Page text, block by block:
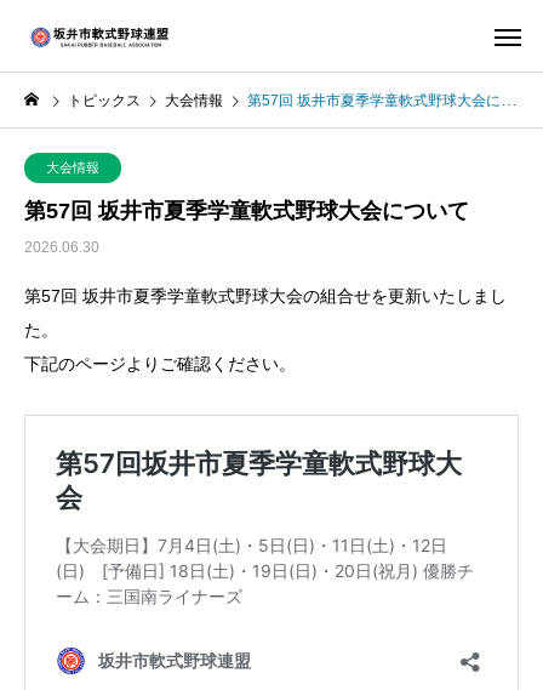
トピックス 大会情報 第57回 坂井市夏季学童軟式野球大会について
大会情報
第57回 坂井市夏季学童軟式野球大会について
2026.06.30
第57回 坂井市夏季学童軟式野球大会の組合せを更新いたしまし
た。
下記のページよりご確認ください。